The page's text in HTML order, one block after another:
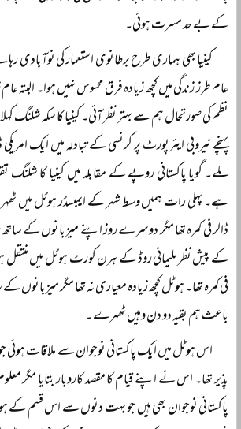
کے بے حد مسرت ہوئی۔
کینیا بھی ہماری طرح برطانوی استعمار کی نوآبادی
عام طرز زندگی میں کچھ زیادہ فرق محسوس نہیں ہوا۔ البتہ
نظم کی صورتحال ہم سے بہتر نظر آئی۔ کینیا کا سکہ شلنگ
ملے۔ گویا پاکستانی روپے کے مقابلہ میں کینیا کا
ہے۔ پہلی رات ہمیں وسط شہر کے ایمبسڈر ہوٹل میں
ڈالر فی کمرہ تھا مگر دوسرے روز اپنے میزبانوں کے
فی کمرہ تھا۔ ہوٹل کچھ زیادہ معیاری نہ تھا مگر
باعث ہم بقیہ دو دن وہیں ٹھہرے ۔
اس ہوٹل میں ایک پاکستانی نوجوان سے ملاقات ہوئی
پذیر تھا۔ اس نے اپنے قیام کا مقصد کاروبار بتایا مگر
پاکستانی نوجوان بھی ہیں جو بہت دنوں سے اس قسم کے